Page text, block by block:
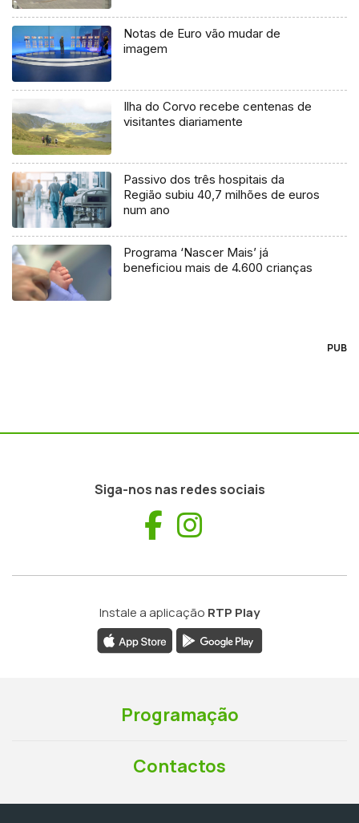
Notas de Euro vão mudar de
imagem
Ilha do Corvo recebe centenas de
visitantes diariamente
Passivo dos três hospitais da
Região subiu 40,7 milhões de euros
num ano
Programa ‘Nascer Mais’ já
beneficiou mais de 4.600 crianças
PUB
Siga-nos nas redes sociais
Facebook
Instale a aplicação RTP Play
Programação
Contactos